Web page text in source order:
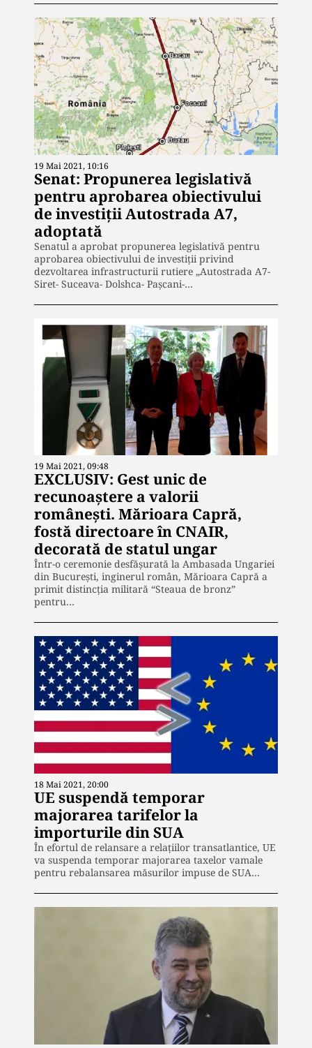
19 Mai 2021, 10:16
Senat: Propunerea legislativă
pentru aprobarea obiectivului
de investiţii Autostrada A7,
adoptată
Senatul a aprobat propunerea legislativă pentru
aprobarea obiectivului de investiții privind
dezvoltarea infrastructurii rutiere „Autostrada A7-
Siret- Suceava- Dolshca- Pașcani-…
19 Mai 2021, 09:48
EXCLUSIV: Gest unic de
recunoaștere a valorii
românești. Mărioara Capră,
fostă directoare în CNAIR,
decorată de statul ungar
Într-o ceremonie desfășurată la Ambasada Ungariei
din București, inginerul român, Mărioara Capră a
primit distincția militară “Steaua de bronz”
pentru…
18 Mai 2021, 20:00
UE suspendă temporar
majorarea tarifelor la
importurile din SUA
În efortul de relansare a relațiilor transatlantice, UE
va suspenda temporar majorarea taxelor vamale
pentru rebalansarea măsurilor impuse de SUA…